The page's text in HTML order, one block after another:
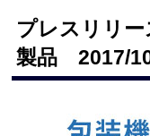
プレスリリ
製品 2017/